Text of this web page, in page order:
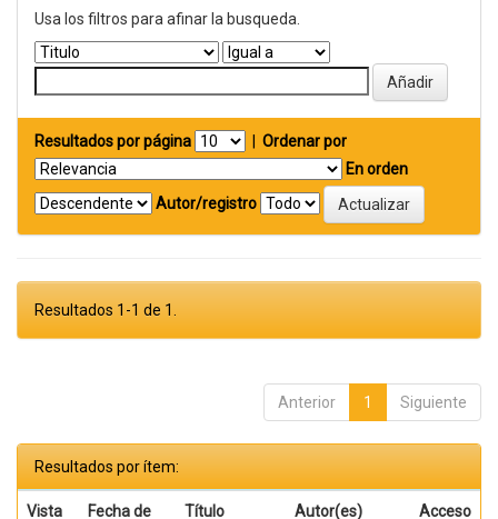
Usa los filtros para afinar la busqueda.
Resultados por página
Ordenar por
En orden
Autor/registro
Resultados 1-1 de 1.
Anterior 1 Siguiente
Resultados por ítem:
Vista
Fecha de
Título Autor(es) Acceso